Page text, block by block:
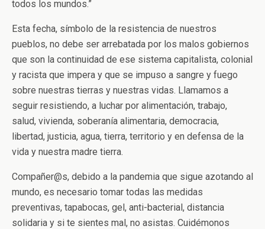
todos los mundos.”
Esta fecha, símbolo de la resistencia de nuestros
pueblos, no debe ser arrebatada por los malos gobiernos
que son la continuidad de ese sistema capitalista, colonial
y racista que impera y que se impuso a sangre y fuego
sobre nuestras tierras y nuestras vidas. Llamamos a
seguir resistiendo, a luchar por alimentación, trabajo,
salud, vivienda, soberanía alimentaria, democracia,
libertad, justicia, agua, tierra, territorio y en defensa de la
vida y nuestra madre tierra.
Compañer@s, debido a la pandemia que sigue azotando al
mundo, es necesario tomar todas las medidas
preventivas, tapabocas, gel, anti-bacterial, distancia
solidaria y si te sientes mal, no asistas. Cuidémonos